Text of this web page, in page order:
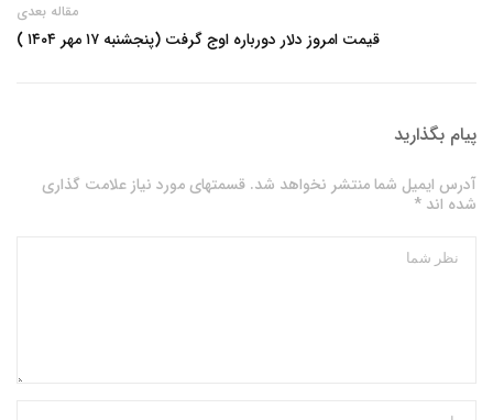
مقاله بعدی
قیمت امروز دلار دورباره اوج گرفت (پنجشنبه ۱۷ مهر ۱۴۰۴ )
پیام بگذارید
آدرس ایمیل شما منتشر نخواهد شد. قسمتهای مورد نیاز علامت گذاری
شده اند *